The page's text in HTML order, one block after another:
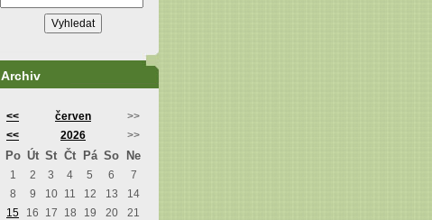
Archiv
<< červen
>>
<<
2026 >>
Po Út St Čt Pá So Ne
1 2 3 4 5 6
7
8
9 10 11 12 13
14
15
16 17 18 19 20
21